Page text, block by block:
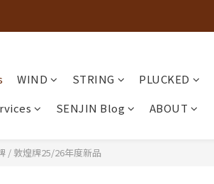
WIND STRING PLUCKED
SENJIN Blog ABOUT
/敦煌牌25/26年度新品